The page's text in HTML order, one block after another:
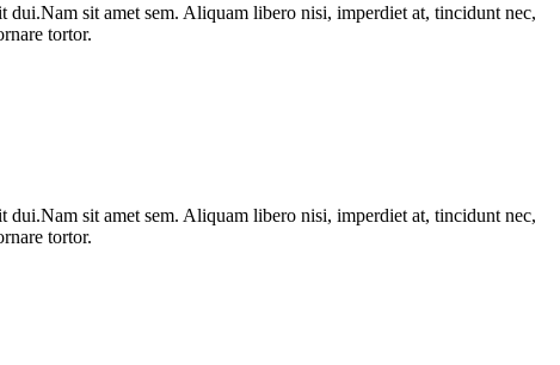
sit amet sem. Aliquam libero nisi, imperdiet at, tincidunt nec,
tortor.
sit amet sem. Aliquam libero nisi, imperdiet at, tincidunt nec,
tortor.